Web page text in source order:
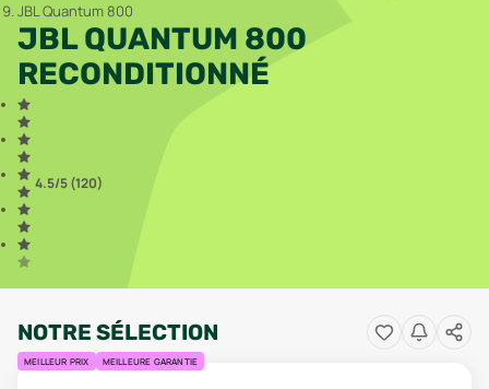
JBL Quantum 800
JBL QUANTUM 800
RECONDITIONNÉ
4.5/5 (120)
NOTRE SÉLECTION
MEILLEUR PRIX MEILLEURE GARANTIE